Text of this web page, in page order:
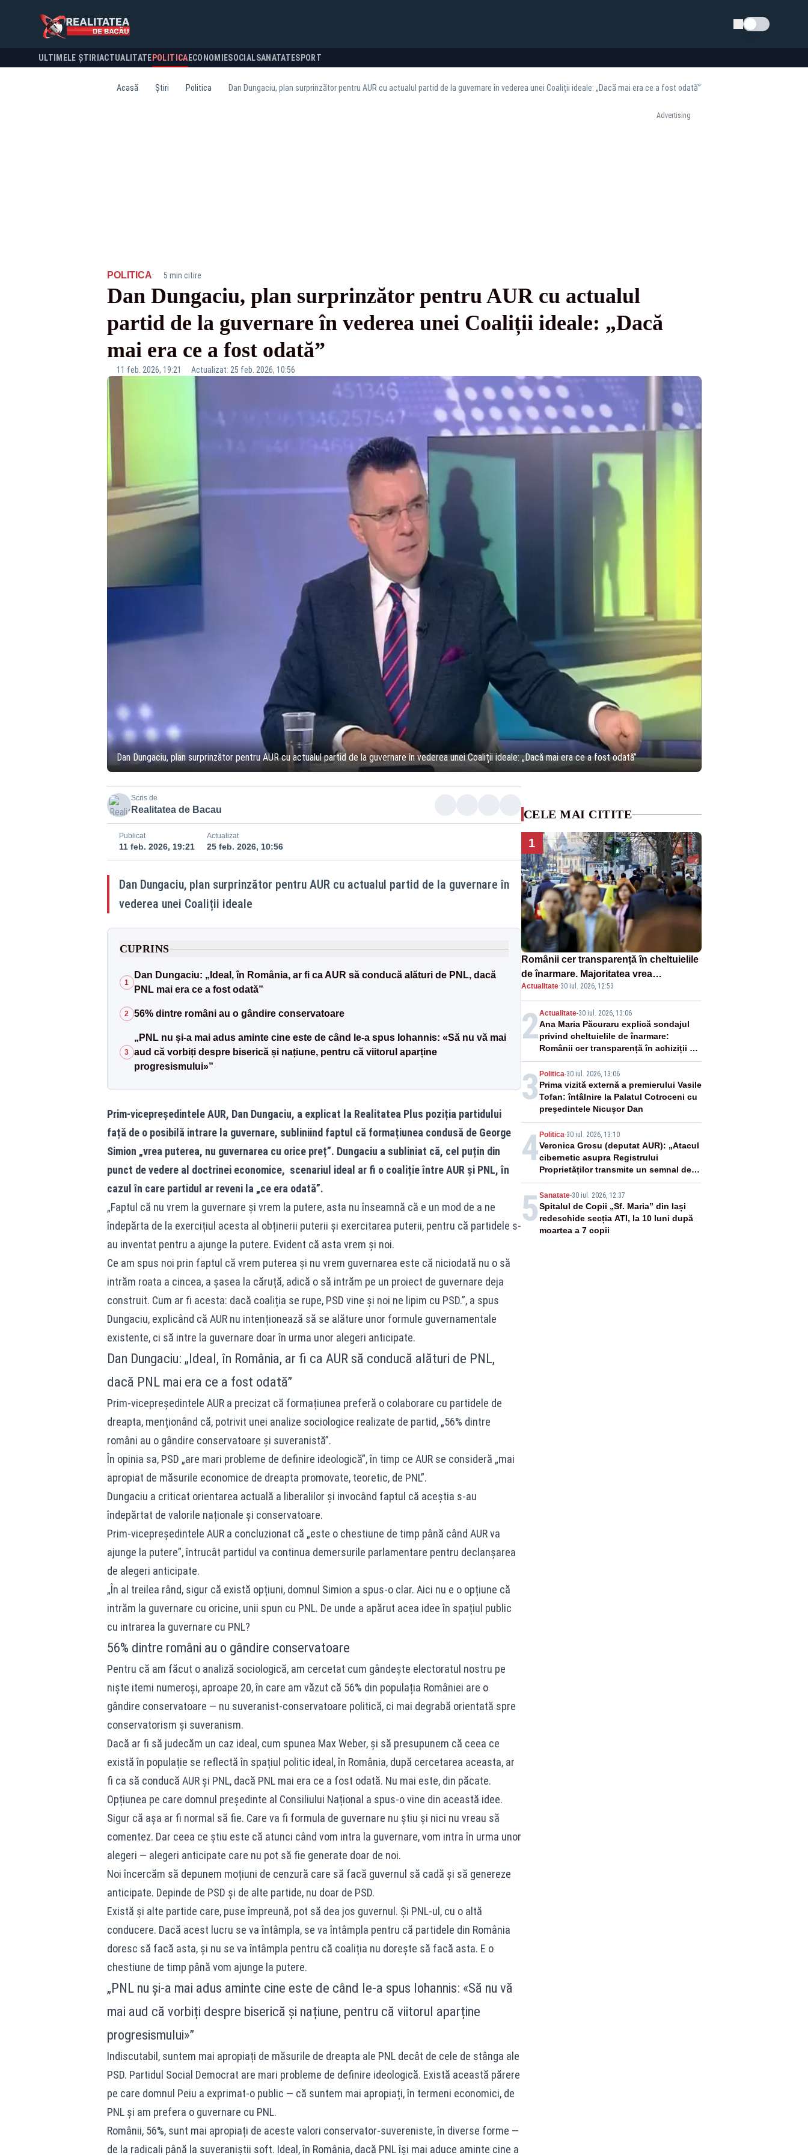
Schimba tema
ULTIMELE ȘTIRI ACTUALITATE POLITICA ECONOMIESOCIALSANATATESPORT
Acasă Știri Politica Dan Dungaciu, plan surprinzător pentru AUR cu actualul partid de la guvernare în vederea unei Coaliții ideale: „Dacă mai era ce a fost odată”
Advertising
POLITICA· 5 min citire
Dan Dungaciu, plan surprinzător pentru AUR cu actualul
partid de la guvernare în vederea unei Coaliții ideale: „Dacă
mai era ce a fost odată”
11 feb. 2026, 19:21 Actualizat: 25 feb. 2026, 10:56
Dan Dungaciu, plan surprinzător pentru AUR cu actualul partid de la guvernare în vederea unei Coaliții ideale: „Dacă mai era ce a fost odată”
Scris de
Realitatea de Bacau
Publicat
11 feb. 2026, 19:21
Actualizat
25 feb. 2026, 10:56
Dan Dungaciu, plan surprinzător pentru AUR cu actualul partid de la guvernare în
vederea unei Coaliții ideale
CUPRINS
1
Dan Dungaciu: „Ideal, în România, ar fi ca AUR să conducă alături de PNL, dacă
PNL mai era ce a fost odată”
2 56% dintre români au o gândire conservatoare
3
„PNL nu și-a mai adus aminte cine este de când le-a spus Iohannis: «Să nu vă mai
aud că vorbiți despre biserică și națiune, pentru că viitorul aparține
progresismului»”
Prim-vicepreședintele AUR, Dan Dungaciu, a explicat la Realitatea Plus poziția partidului
față de o posibilă intrare la guvernare, subliniind faptul că formațiunea condusă de George
Simion „vrea puterea, nu guvernarea cu orice preț”. Dungaciu a subliniat că, cel puțin din
punct de vedere al doctrinei economice, scenariul ideal ar fi o coaliție între AUR și PNL, în
cazul în care partidul ar reveni la „ce era odată”.
„Faptul că nu vrem la guvernare și vrem la putere, asta nu înseamnă că e un mod de a ne
îndepărta de la exercițiul acesta al obținerii puterii și exercitarea puterii, pentru că partidele s-
au inventat pentru a ajunge la putere. Evident că asta vrem și noi.
Ce am spus noi prin faptul că vrem puterea și nu vrem guvernarea este că niciodată nu o să
intrăm roata a cincea, a șasea la căruță, adică o să intrăm pe un proiect de guvernare deja
construit. Cum ar fi acesta: dacă coaliția se rupe, PSD vine și noi ne lipim cu PSD.”, a spus
Dungaciu, explicând că AUR nu intenționează să se alăture unor formule guvernamentale
existente, ci să intre la guvernare doar în urma unor alegeri anticipate.
Dan Dungaciu: „Ideal, în România, ar fi ca AUR să conducă alături de PNL,
dacă PNL mai era ce a fost odată”
Prim-vicepreședintele AUR a precizat că formațiunea preferă o colaborare cu partidele de
dreapta, menționând că, potrivit unei analize sociologice realizate de partid, „56% dintre
români au o gândire conservatoare și suveranistă”.
În opinia sa, PSD „are mari probleme de definire ideologică”, în timp ce AUR se consideră „mai
apropiat de măsurile economice de dreapta promovate, teoretic, de PNL”.
Dungaciu a criticat orientarea actuală a liberalilor și invocând faptul că aceștia s-au
îndepărtat de valorile naționale și conservatoare.
Prim-vicepreședintele AUR a concluzionat că „este o chestiune de timp până când AUR va
ajunge la putere”, întrucât partidul va continua demersurile parlamentare pentru declanșarea
de alegeri anticipate.
„În al treilea rând, sigur că există opțiuni, domnul Simion a spus-o clar. Aici nu e o opțiune că
intrăm la guvernare cu oricine, unii spun cu PNL. De unde a apărut acea idee în spațiul public
cu intrarea la guvernare cu PNL?
56% dintre români au o gândire conservatoare
Pentru că am făcut o analiză sociologică, am cercetat cum gândește electoratul nostru pe
niște itemi numeroși, aproape 20, în care am văzut că 56% din populația României are o
gândire conservatoare — nu suveranist-conservatoare politică, ci mai degrabă orientată spre
conservatorism și suveranism.
Dacă ar fi să judecăm un caz ideal, cum spunea Max Weber, și să presupunem că ceea ce
există în populație se reflectă în spațiul politic ideal, în România, după cercetarea aceasta, ar
fi ca să conducă AUR și PNL, dacă PNL mai era ce a fost odată. Nu mai este, din păcate.
Opțiunea pe care domnul președinte al Consiliului Național a spus-o vine din această idee.
Sigur că așa ar fi normal să fie. Care va fi formula de guvernare nu știu și nici nu vreau să
comentez. Dar ceea ce știu este că atunci când vom intra la guvernare, vom intra în urma unor
alegeri — alegeri anticipate care nu pot să fie generate doar de noi.
Noi încercăm să depunem moțiuni de cenzură care să facă guvernul să cadă și să genereze
anticipate. Depinde de PSD și de alte partide, nu doar de PSD.
Există și alte partide care, puse împreună, pot să dea jos guvernul. Și PNL-ul, cu o altă
conducere. Dacă acest lucru se va întâmpla, se va întâmpla pentru că partidele din România
doresc să facă asta, și nu se va întâmpla pentru că coaliția nu dorește să facă asta. E o
chestiune de timp până vom ajunge la putere.
„PNL nu și-a mai adus aminte cine este de când le-a spus Iohannis: «Să nu vă
mai aud că vorbiți despre biserică și națiune, pentru că viitorul aparține
progresismului»”
Indiscutabil, suntem mai apropiați de măsurile de dreapta ale PNL decât de cele de stânga ale
PSD. Partidul Social Democrat are mari probleme de definire ideologică. Există această părere
pe care domnul Peiu a exprimat-o public — că suntem mai apropiați, în termeni economici, de
PNL și am prefera o guvernare cu PNL.
Românii, 56%, sunt mai apropiați de aceste valori conservator-suvereniste, în diverse forme —
de la radicali până la suveraniștii soft. Ideal, în România, dacă PNL își mai aduce aminte cine a
CELE MAI CITITE
1
Românii cer transparență în cheltuielile
de înarmare. Majoritatea vrea
competiție reală și industrie locală –
SONDAJ
Actualitate·30 iul. 2026, 12:53
2Actualitate-30 iul. 2026, 13:06
Ana Maria Păcuraru explică sondajul
privind cheltuielile de înarmare:
Românii cer transparență în achiziții și
un echilibru între partenerii externi
3 Politica-30 iul. 2026, 13:06
Prima vizită externă a premierului Vasile
Tofan: întâlnire la Palatul Cotroceni cu
președintele Nicușor Dan
4 Politica-30 iul. 2026, 13:10
Veronica Grosu (deputat AUR): „Atacul
cibernetic asupra Registrului
Proprietăților transmite un semnal de
neîncredere investitorilor”
5 Sanatate-30 iul. 2026, 12:37
Spitalul de Copii „Sf. Maria” din Iași
redeschide secția ATI, la 10 luni după
moartea a 7 copii